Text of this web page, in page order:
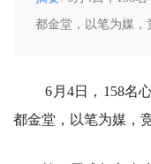
都金堂，以笔为媒，
6月4日，158名
都金堂，以笔为媒，